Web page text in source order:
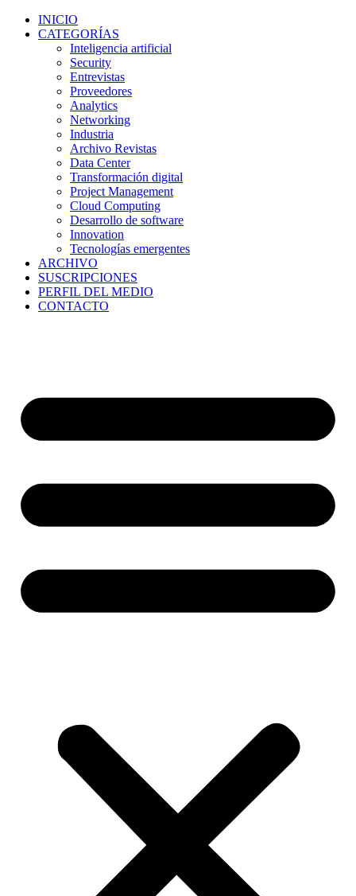
INICIO
CATEGORÍAS
Inteligencia artificial
Security
Entrevistas
Proveedores
Analytics
Networking
Industria
Archivo Revistas
Data Center
Transformación digital
Project Management
Cloud Computing
Desarrollo de software
Innovation
Tecnologías emergentes
ARCHIVO
SUSCRIPCIONES
PERFIL DEL MEDIO
CONTACTO